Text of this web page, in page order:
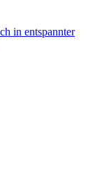
in entspannter